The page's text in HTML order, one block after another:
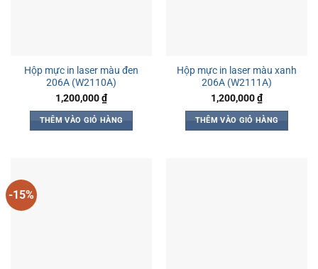
Hộp mực in laser màu đen
206A (W2110A)
1,200,000₫
THÊM VÀO GIỎ HÀNG
Hộp mực in laser màu xanh
206A (W2111A)
1,200,000₫
THÊM VÀO GIỎ HÀNG
-15%